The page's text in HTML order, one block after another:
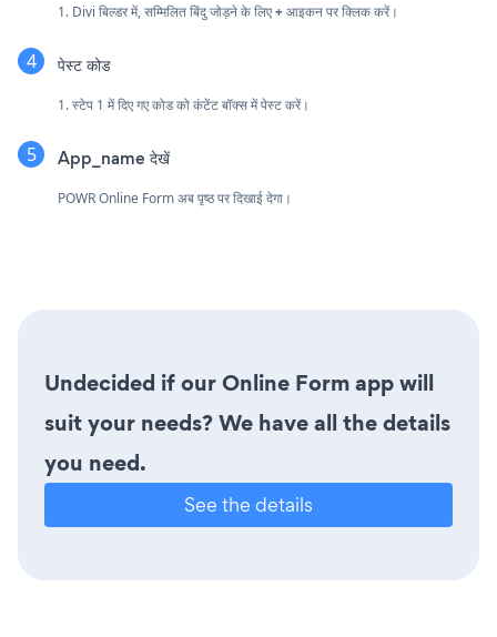
1. Divi बिल्डर में, सम्मिलित बिंदु जोड़ने के लिए+आइकन पर क्लिक करें।
पेस्ट कोड
1. स्टेप 1 में दिए गए कोड को कंटेंट बॉक्स में पेस्ट करें।
App_name देखें
POWR Online Form अब पृष्ठ पर दिखाई देगा।
Undecided if our Online Form app will
suit your needs? We have all the details
you need.
See the details